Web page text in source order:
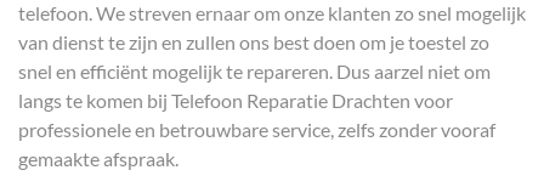
telefoon. We streven ernaar om onze klanten zo snel mogelijk
van dienst te zijn en zullen ons best doen om je toestel zo
snel en efficiënt mogelijk te repareren. Dus aarzel niet om
langs te komen bij Telefoon Reparatie Drachten voor
professionele en betrouwbare service, zelfs zonder vooraf
gemaakte afspraak.